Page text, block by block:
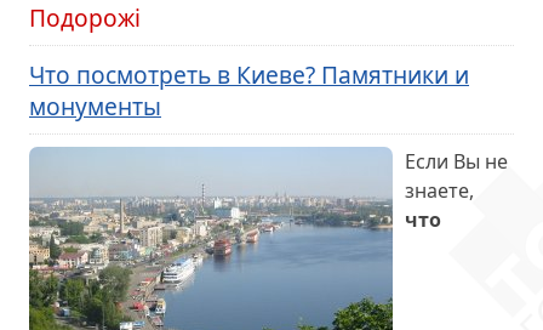
Подорожі
Что посмотреть в Киеве? Памятники и
монументы
Если Вы не
знаете,
что